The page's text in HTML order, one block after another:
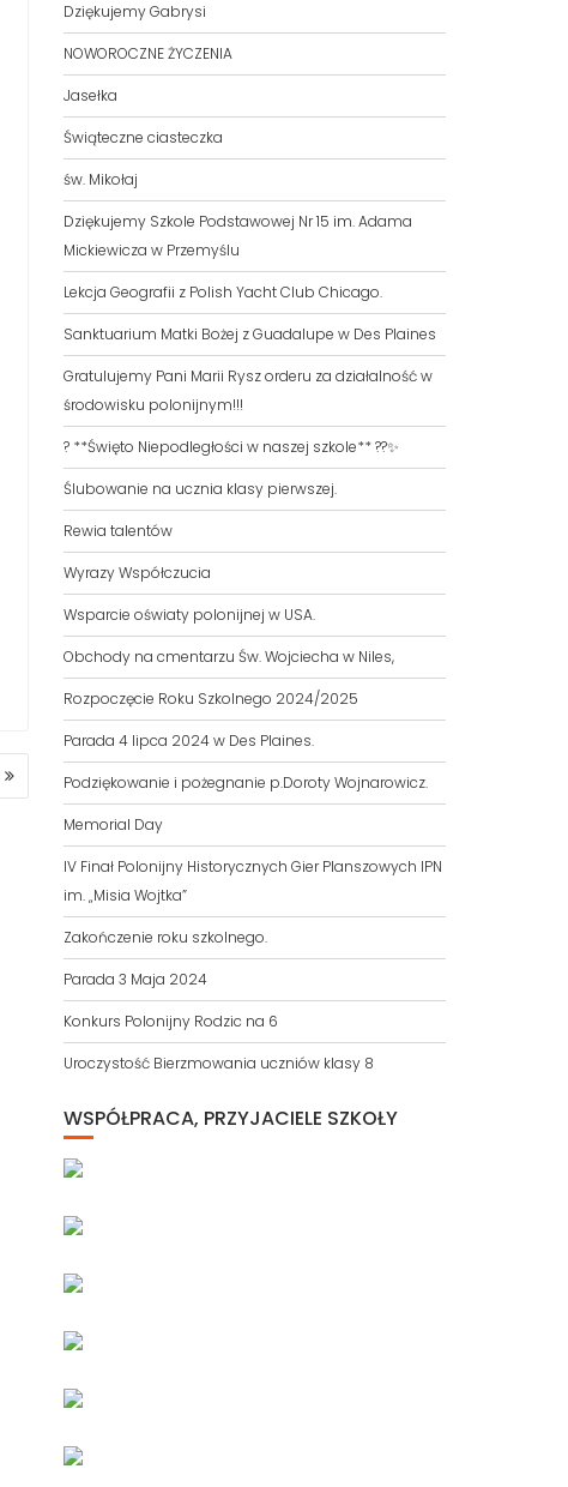
Dziękujemy Gabrysi
NOWOROCZNE ŻYCZENIA
Jasełka
Świąteczne ciasteczka
św. Mikołaj
Dziękujemy Szkole Podstawowej Nr 15 im. Adama
Mickiewicza w Przemyślu
Lekcja Geografii z Polish Yacht Club Chicago.
Sanktuarium Matki Bożej z Guadalupe w Des Plaines
Gratulujemy Pani Marii Rysz orderu za działalność w
środowisku polonijnym!!!
? **Święto Niepodległości w naszej szkole** ??✨
Ślubowanie na ucznia klasy pierwszej.
Rewia talentów
Wyrazy Współczucia
Wsparcie oświaty polonijnej w USA.
Obchody na cmentarzu Św. Wojciecha w Niles,
Rozpoczęcie Roku Szkolnego 2024/2025
Parada 4 lipca 2024 w Des Plaines.
Podziękowanie i pożegnanie p.Doroty Wojnarowicz.
Memorial Day
IV Finał Polonijny Historycznych Gier Planszowych IPN
im. „Misia Wojtka”
Zakończenie roku szkolnego.
Parada 3 Maja 2024
Konkurs Polonijny Rodzic na 6
Uroczystość Bierzmowania uczniów klasy 8
WSPÓŁPRACA, PRZYJACIELE SZKOŁY